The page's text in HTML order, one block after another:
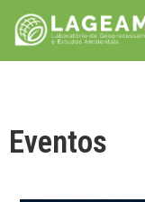
Eventos